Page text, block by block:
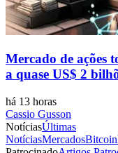
Mercado de ações
a quase US$ 2
há 13 horas
Cassio Gusson
NotíciasÚltimas
NotíciasMercadosBitcoin